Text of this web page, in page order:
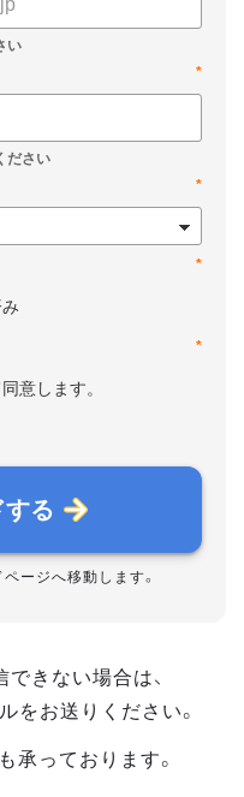
*
*
*
*
意します。
る
ージへ移動します。
きない場合は、
をお送りください。
承っております。